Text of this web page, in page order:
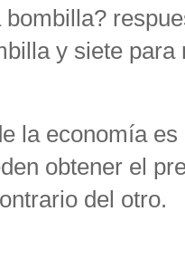
bombilla?
y siete
la economía
obtener el
del otro.